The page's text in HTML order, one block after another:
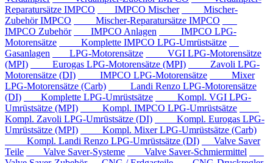
Reparatursätze IMPCO
IMPCO Mischer
Mischer-
Zubehör IMPCO
Mischer-Reparatursätze IMPCO
IMPCO Zubehör
IMPCO Anlagen
IMPCO LPG-
Motorensätze
Komplette IMPCO LPG-Umrüstsätze
Gasanlagen
LPG-Motorensätze
VGI LPG-Motorensätze
(MPI)
Eurogas LPG-Motorensätze (MPI)
Zavoli LPG-
Motorensätze (DI)
IMPCO LPG-Motorensätze
Mixer
LPG-Motorensätze (Carb)
Landi Renzo LPG-Motorensätze
(DI)
Komplette LPG-Umrüstsätze
Kompl. VGI LPG-
Umrüstsätze (MPI)
Kompl. IMPCO LPG-Umrüstsätze
Kompl. Zavoli LPG-Umrüstsätze (DI)
Kompl. Eurogas LPG-
Umrüstsätze (MPI)
Kompl. Mixer LPG-Umrüstsätze (Carb)
Kompl. Landi Renzo LPG-Umrüstsätze (DI)
Valve Saver
Teile
Valve Saver-Systeme
Valve Saver-Schmiermittel